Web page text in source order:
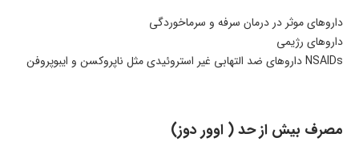
داروهای موثر در درمان سرفه و سرماخوردگی
داروهای رژیمی
NSAIDs داروهای ضد التهابی غیر استروئیدی مثل ناپروکسن و ایبوپروفن
مصرف بیش از حد ( اوور دوز)